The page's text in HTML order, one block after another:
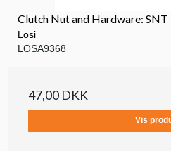
Clutch Nut and Hardware: SNT
Losi
LOSA9368
47,00 DKK
Vis